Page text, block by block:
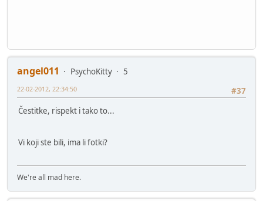
angel011 PsychoKitty
5
#37
22-02-2012, 22:34:50
Čestitke, rispekt i tako to...
Vi koji ste bili, ima li fotki?
We're all mad here.